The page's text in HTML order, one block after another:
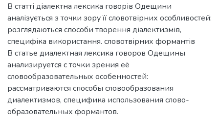
В статті діалектна лексика говорів Одещини
аналізується з точки зору її словотвірних особливостей:
розглядаються способи творення діалектизмів,
специфіка використання. словотвірних формантів
В статье диалектная лексика говоров Одещины
анализируется с точки зрения её
словообразовательных особенностей:
рассматриваются способы словообразования
диалектизмов, специфика использования слово-
образовательных формантов.